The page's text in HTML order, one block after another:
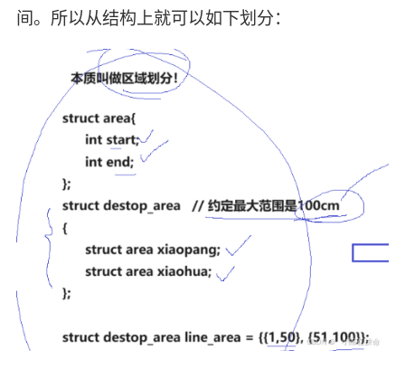
间。所以从结构上就可以如下划分：